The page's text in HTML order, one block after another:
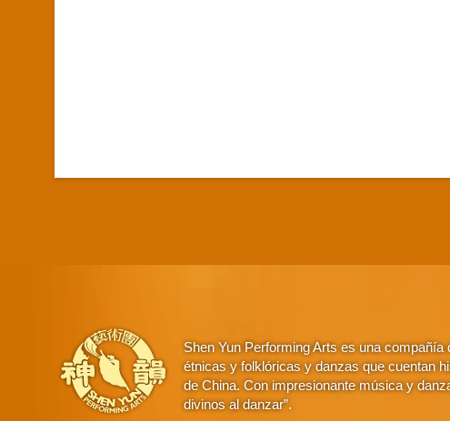
Shen Yun Performing Arts es una
étnicas y folklóricas y danzas que cuentan
de China. Con impresionante música y
divinos al danzar”.